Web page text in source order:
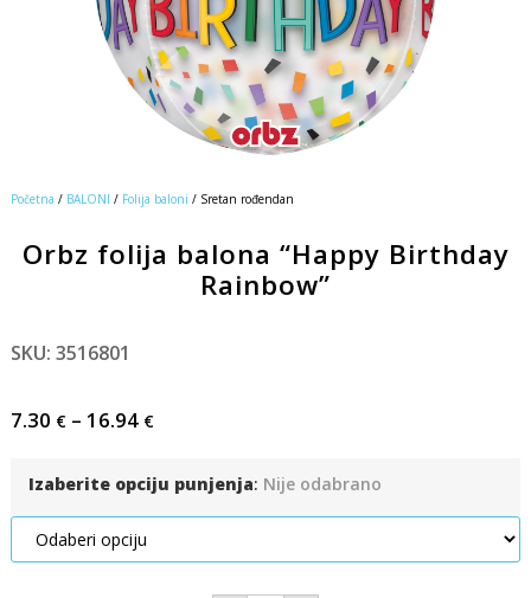
Početna / BALONI / Folija baloni / Sretan rođendan
Orbz folija balona “Happy Birthday
Rainbow”
SKU: 3516801
7.30 €– 16.94 €
Izaberite opciju punjenja: Nije odabrano